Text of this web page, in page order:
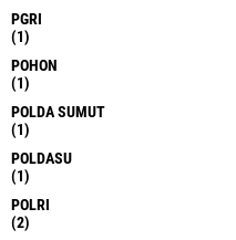
PGRI
(1)
POHON
(1)
POLDA SUMUT
(1)
POLDASU
(1)
POLRI
(2)